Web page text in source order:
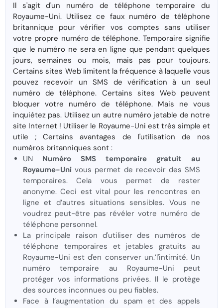
Il s'agit d'un numéro de téléphone temporaire du
Royaume-Uni. Utilisez ce faux numéro de téléphone
britannique pour vérifier vos comptes sans utiliser
votre propre numéro de téléphone. Temporaire signifie
que le numéro ne sera en ligne que pendant quelques
jours, semaines ou mois, mais pas pour toujours.
Certains sites Web limitent la fréquence à laquelle vous
pouvez recevoir un SMS de vérification à un seul
numéro de téléphone. Certains sites Web peuvent
bloquer votre numéro de téléphone. Mais ne vous
inquiétez pas. Utilisez un autre numéro jetable de notre
site Internet ! Utiliser le Royaume-Uni est très simple et
utile ; Certains avantages de l'utilisation de nos
numéros britanniques sont :
UN Numéro SMS temporaire gratuit au
Royaume-Uni vous permet de recevoir des SMS
temporaires. Cela vous permet de rester
anonyme. Ceci est vital pour les rencontres en
ligne et d’autres situations sensibles. Vous ne
voudrez peut-être pas révéler votre numéro de
téléphone personnel.
La principale raison d'utiliser des numéros de
téléphone temporaires et jetables gratuits au
Royaume-Uni est d'en conserver un.’l'intimité. Un
numéro temporaire au Royaume-Uni peut
protéger vos informations privées. Il le protège
des sources inconnues ou peu fiables.
Face à l’augmentation du spam et des appels